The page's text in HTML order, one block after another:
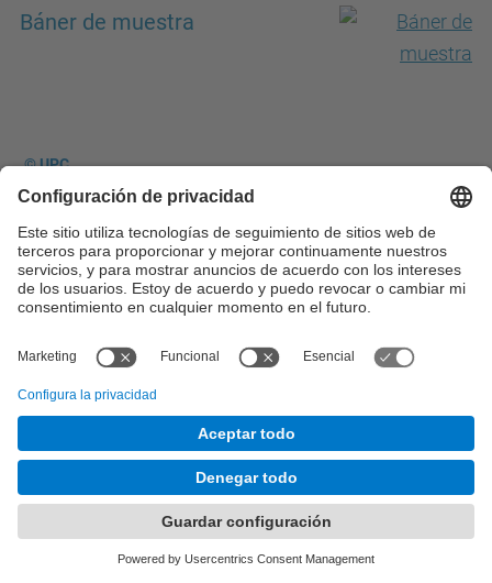
Báner de muestra
© UPC
Desarrollado con
Mapa del Sitio
Accesibilidad
Aviso legal
Configuración de privacidad